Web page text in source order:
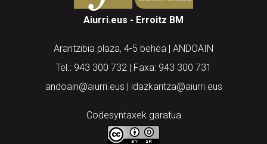
Aiurri.eus - Erroitz BM
Arantzibia plaza, 4-5 behea | ANDOAIN
Tel.: 943 300 732 | Faxa: 943 300 731
andoain@aiurri.eus | idazkaritza@aiurri.eus
Codesyntaxek garatua